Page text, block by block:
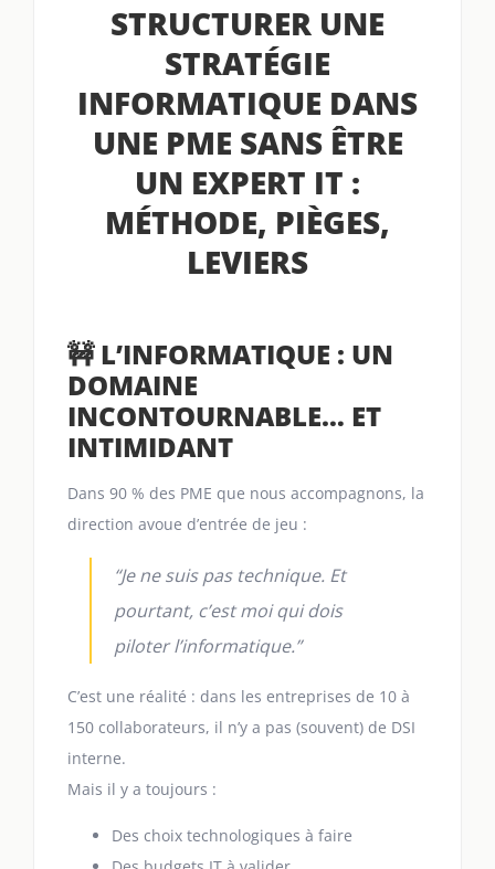
STRUCTURER UNE
STRATÉGIE
INFORMATIQUE DANS
UNE PME SANS ÊTRE
UN EXPERT IT :
MÉTHODE, PIÈGES,
LEVIERS
🚧 L’INFORMATIQUE : UN
DOMAINE
INCONTOURNABLE… ET
INTIMIDANT
Dans 90 % des PME que nous accompagnons, la
direction avoue d’entrée de jeu :
“Je ne suis pas technique. Et
pourtant, c’est moi qui dois
piloter l’informatique.”
C’est une réalité : dans les entreprises de 10 à
150 collaborateurs, il n’y a pas (souvent) de DSI
interne.
Mais il y a toujours :
Des choix technologiques à faire